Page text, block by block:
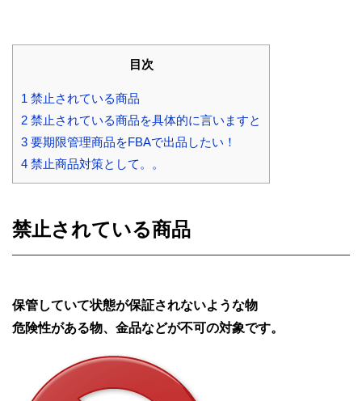
目次
1 禁止されている商品
2 禁止されている商品を具体的に言いますと
3 要期限管理商品をFBAで出品したい！
4 禁止商品対策として。。
禁止されている商品
保管していて状態が保証されないような物
危険性がある物、金品などが不可の対象です。